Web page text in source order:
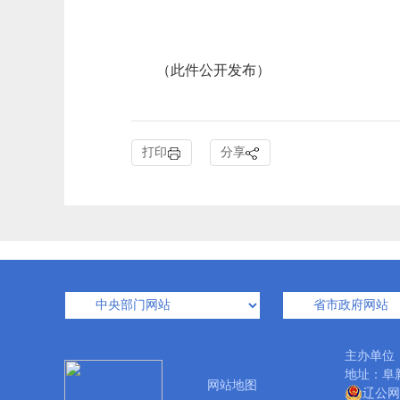
（此件公开发布）
打印 分享
网站地图
主办单
地址：
辽公